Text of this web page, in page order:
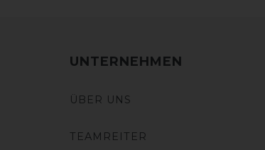
UNTERNEHMEN
ÜBER UNS
TEAMREITER